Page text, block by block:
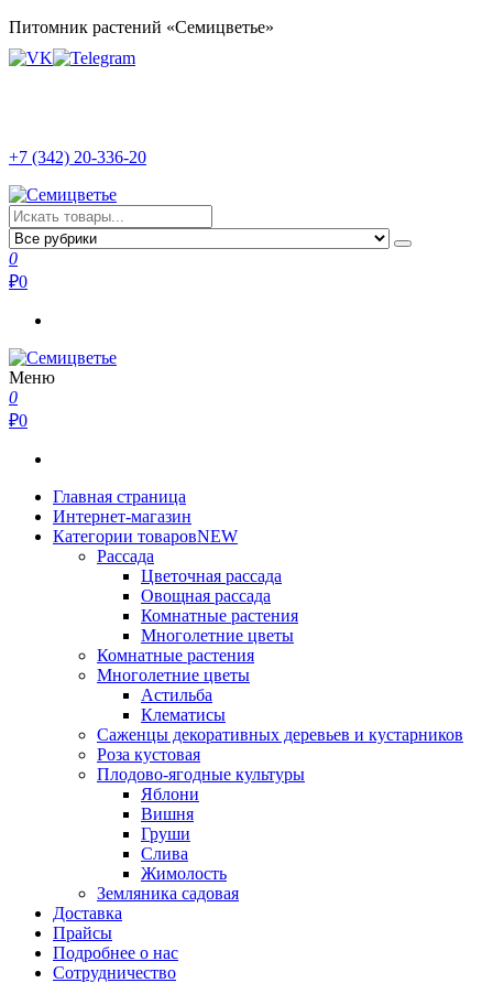
Перейти
к
содержимому
Питомник растений «Семицветье»
+7 (342) 20-336-20
Семицветье
Рассада в Перми | Тепличное хозяйство
0
₽0
Семицветье
Рассада в Перми | Тепличное хозяйство
Меню
0
₽0
Главная страница
Интернет-магазин
Категории товаровNEW
Рассада
Цветочная рассада
Овощная рассада
Комнатные растения
Многолетние цветы
Комнатные растения
Многолетние цветы
Астильба
Клематисы
Саженцы декоративных деревьев и кустарников
Роза кустовая
Плодово-ягодные культуры
Яблони
Вишня
Груши
Слива
Жимолость
Земляника садовая
Доставка
Прайсы
Подробнее о нас
Сотрудничество